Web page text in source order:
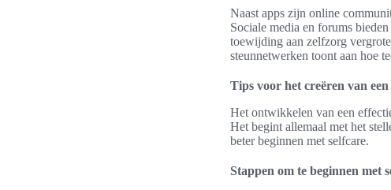
Naast apps zijn online
Sociale media en forums
toewijding aan zelfzorg
steunnetwerken toont aan hoe
Tips voor het creëren van
Het ontwikkelen van een
Het begint allemaal met het
beter beginnen met selfcare.
Stappen om te beginnen met